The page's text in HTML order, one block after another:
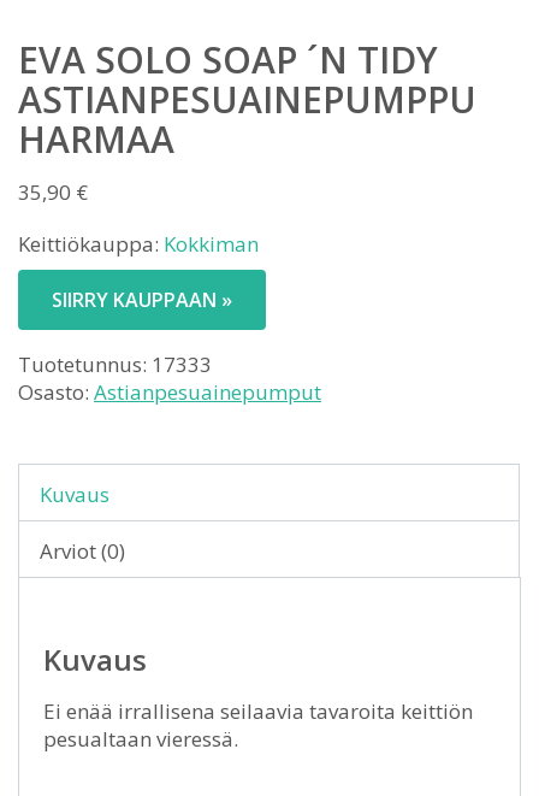
EVA SOLO SOAP ´N TIDY
ASTIANPESUAINEPUMPPU
HARMAA
35,90 €
Keittiökauppa: Kokkiman
SIIRRY KAUPPAAN »
Tuotetunnus: 17333
Osasto: Astianpesuainepumput
Kuvaus
Arviot (0)
Kuvaus
Ei enää irrallisena seilaavia tavaroita keittiön
pesualtaan vieressä.